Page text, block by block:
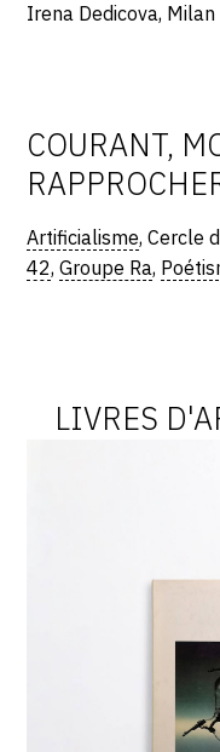
Irena Dedicova,
COURANT,
Artificialisme, Cercle
42,Groupe Ra,
LIVRES